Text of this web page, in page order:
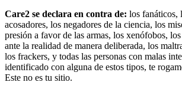
Care2 se declara en contra de: los fanáticos,
acosadores, los negadores de la ciencia, los
presión a favor de las armas, los xenófobos,
ante la realidad de manera deliberada, los
los frackers, y todas las personas con malas
identificado con alguna de estos tipos, te
Este no es tu sitio.